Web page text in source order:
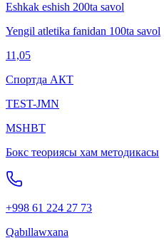
Eshkak eshish 200ta savol
Yengil atletika fanidan 100ta savol
11,05
Спортда АКТ
TEST-JMN
MSHBT
Бокс теориясы хам методикасы
+998 61 224 27 73
Qabıllawxana